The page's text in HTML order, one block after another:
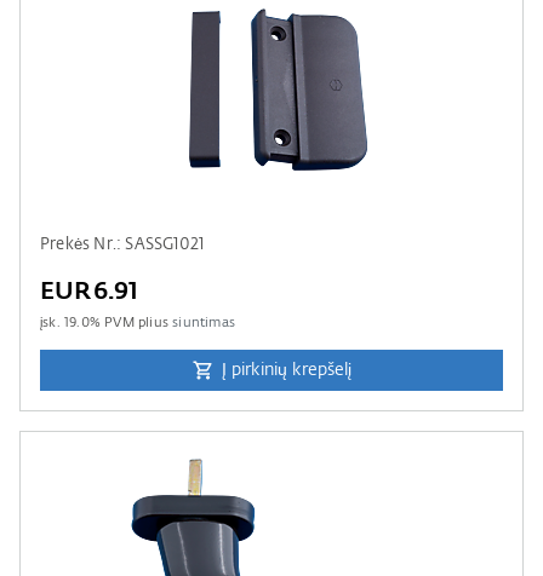
Prekės Nr.: SASSG1021
EUR6.91
įsk. 19.0% PVM pliussiuntimas
Į pirkinių krepšelį